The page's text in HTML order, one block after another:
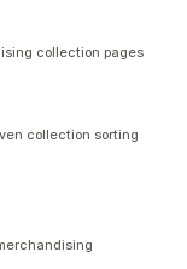
collection pages
collection sorting